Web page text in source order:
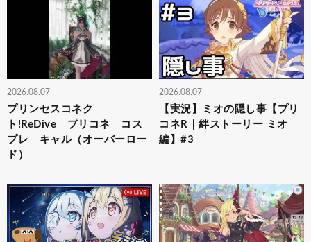
2026.08.07
プリンセスコネク
ト!ReDive プリコネ コス
プレ キャル（オーバーロー
ド）
2026.08.07
【実況】ミオの隠し事【プリ
コネR｜絆ストーリー ミオ
編】#3